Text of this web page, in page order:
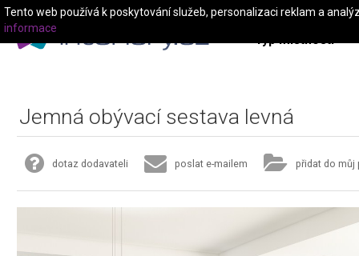
Typ místnosti
Jemná obývací sestava levná
dotaz dodavateli poslat e-mailem přidat do můj
Tento web používá k poskytování služeb, personalizaci reklam a
informace